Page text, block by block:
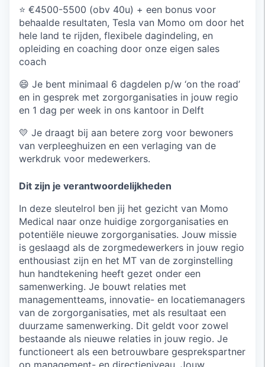
⭐ €4500-5500 (obv 40u) + een bonus voor
behaalde resultaten, Tesla van Momo om door het
hele land te rijden, flexibele dagindeling, en
opleiding en coaching door onze eigen sales
coach
😄 Je bent minimaal 6 dagdelen p/w ‘on the road’
en in gesprek met zorgorganisaties in jouw regio
en 1 dag per week in ons kantoor in Delft
💛 Je draagt bij aan betere zorg voor bewoners
van verpleeghuizen en een verlaging van de
werkdruk voor medewerkers.
Dit zijn je verantwoordelijkheden
In deze sleutelrol ben jij het gezicht van Momo
Medical naar onze huidige zorgorganisaties en
potentiële nieuwe zorgorganisaties. Jouw missie
is geslaagd als de zorgmedewerkers in jouw regio
enthousiast zijn en het MT van de zorginstelling
hun handtekening heeft gezet onder een
samenwerking. Je bouwt relaties met
managementteams, innovatie- en locatiemanagers
van de zorgorganisaties, met als resultaat een
duurzame samenwerking. Dit geldt voor zowel
bestaande als nieuwe relaties in jouw regio. Je
functioneert als een betrouwbare gesprekspartner
op management- en directieniveau. Jouw